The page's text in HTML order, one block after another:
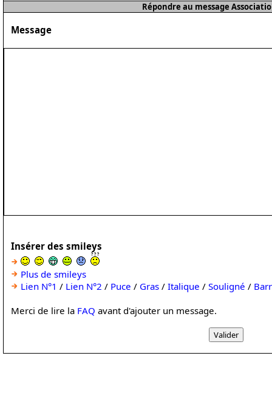
Répondre au message
Message
Insérer des smileys
Plus de smileys
Lien N°1 / Lien N°2 / Puce / Gras / Italique / Souligné /
Merci de lire la FAQ avant d'ajouter un message.